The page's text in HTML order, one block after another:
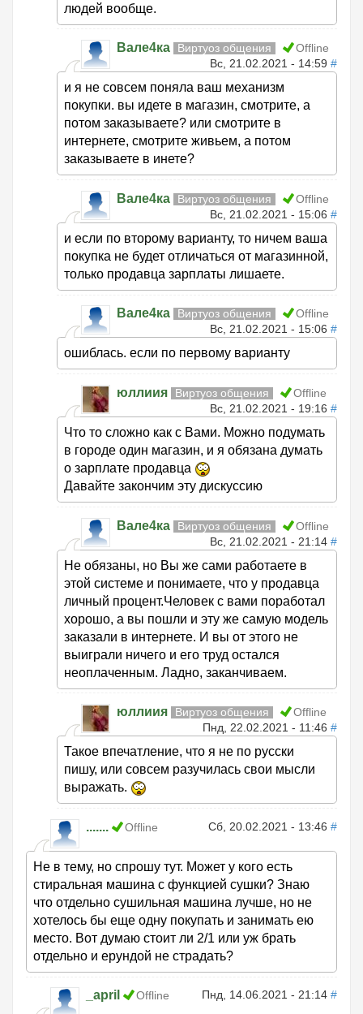
людей вообще.
Вале4ка Виртуоз общения
Offline
Вс, 21.02.2021 - 14:59 #
и я не совсем поняла ваш механизм
покупки. вы идете в магазин, смотрите, а
потом заказываете? или смотрите в
интернете, смотрите живьем, а потом
заказываете в инете?
Вале4ка Виртуоз общения
Offline
Вс, 21.02.2021 - 15:06 #
и если по второму варианту, то ничем ваша
покупка не будет отличаться от магазинной,
только продавца зарплаты лишаете.
Вале4ка Виртуоз общения
Offline
Вс, 21.02.2021 - 15:06 #
ошиблась. если по первому варианту
юллиия Виртуоз общения
Offline
Вс, 21.02.2021 - 19:16 #
Что то сложно как с Вами. Можно подумать
в городе один магазин, и я обязана думать
о зарплате продавца
Давайте закончим эту дискуссию
Вале4ка Виртуоз общения
Offline
Вс, 21.02.2021 - 21:14 #
Не обязаны, но Вы же сами работаете в
этой системе и понимаете, что у продавца
личный процент.Человек с вами поработал
хорошо, а вы пошли и эту же самую модель
заказали в интернете. И вы от этого не
выиграли ничего и его труд остался
неоплаченным. Ладно, заканчиваем.
юллиия Виртуоз общения
Offline
Пнд, 22.02.2021 - 11:46 #
Такое впечатление, что я не по русски
пишу, или совсем разучилась свои мысли
выражать.
....... Offline Сб, 20.02.2021 - 13:46 #
Не в тему, но спрошу тут. Может у кого есть
стиральная машина с функцией сушки? Знаю
что отдельно сушильная машина лучше, но не
хотелось бы еще одну покупать и занимать ею
место. Вот думаю стоит ли 2/1 или уж брать
отдельно и ерундой не страдать?
_april Offline Пнд, 14.06.2021 - 21:14 #